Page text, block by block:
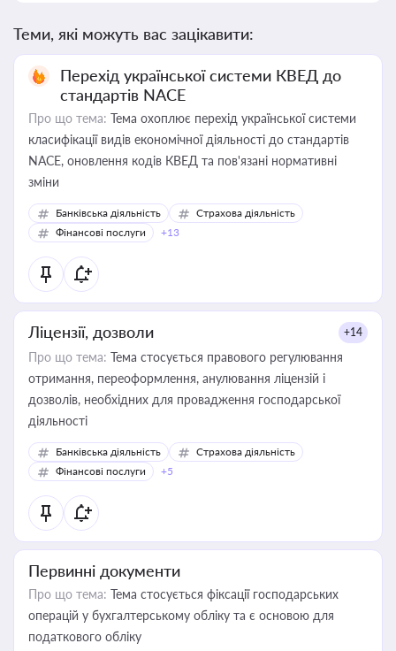
Теми, які можуть вас зацікавити:
Перехід української системи КВЕД до
стандартів NACE
Про що тема: Тема охоплює перехід української системи
класифікації видів економічної діяльності до стандартів
NACE, оновлення кодів КВЕД та пов'язані нормативні
зміни
Банківська діяльність
Страхова діяльність
Фінансові послуги
+13
Ліцензії, дозволи +14
Про що тема: Тема стосується правового регулювання
отримання, переоформлення, анулювання ліцензій і
дозволів, необхідних для провадження господарської
діяльності
Банківська діяльність
Страхова діяльність
Фінансові послуги
+5
Первинні документи
Про що тема: Тема стосується фіксації господарських
операцій у бухгалтерському обліку та є основою для
податкового обліку